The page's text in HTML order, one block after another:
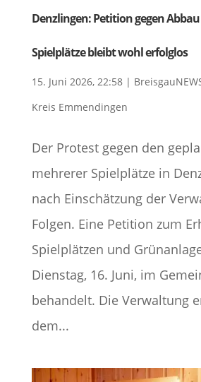
Denzlingen: Petition gegen
Spielplätze bleibt wohl erfolglos
15. Juni 2026, 22:58|
Kreis Emmendingen
Der Protest gegen den
mehrerer Spielplätze in
nach Einschätzung der
Folgen. Eine Petition zum
Spielplätzen und
Dienstag, 16. Juni, im
behandelt. Die Verwaltung
dem...